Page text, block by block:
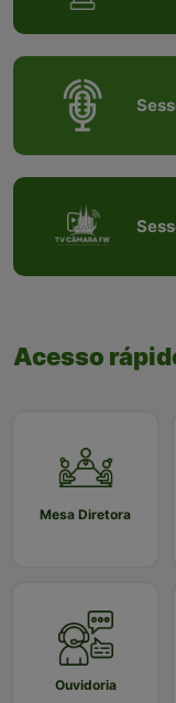
Acesso
Mesa Diretora
Ouvidoria